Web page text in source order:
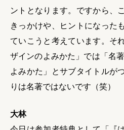
ントとなります。ですから、
きっかけや、ヒントになった
ていこうと考えています。そ
ザインのよみかた」では「名
よみかた」とサブタイトルが
りは名著ではないです（笑）
大林